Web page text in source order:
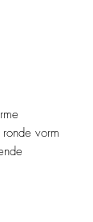
vorm
accent in